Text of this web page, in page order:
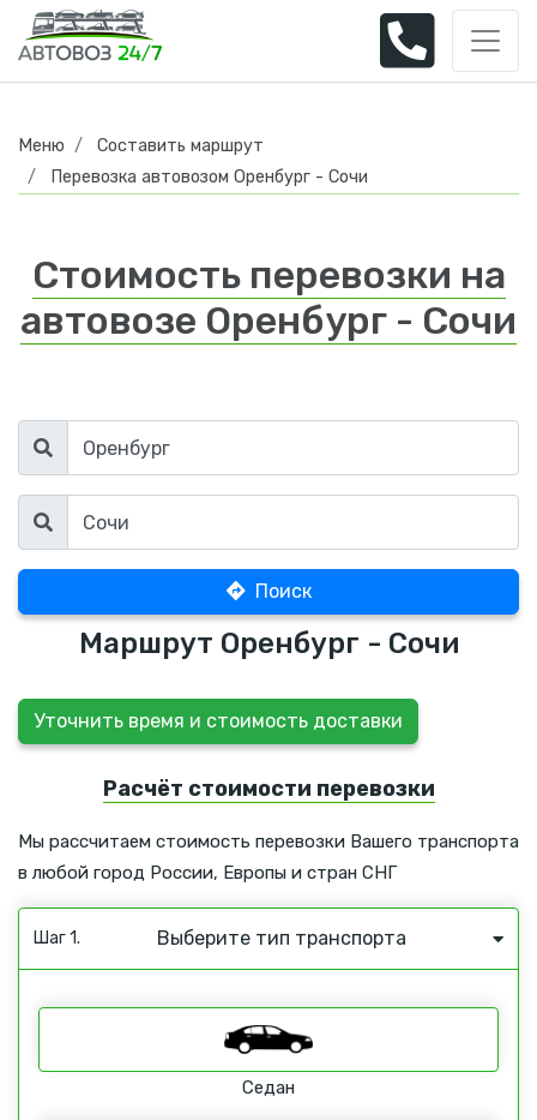
Меню
Составить маршрут
Перевозка автовозом Оренбург - Сочи
Стоимость перевозки на
автовозе Оренбург - Сочи
Поиск
Маршрут Оренбург - Сочи
Уточнить время и стоимость доставки
Расчёт стоимости перевозки
Мы рассчитаем стоимость перевозки Вашего транспорта
в любой город России, Европы и стран СНГ
Шаг 1. Выберите тип транспорта
Седан